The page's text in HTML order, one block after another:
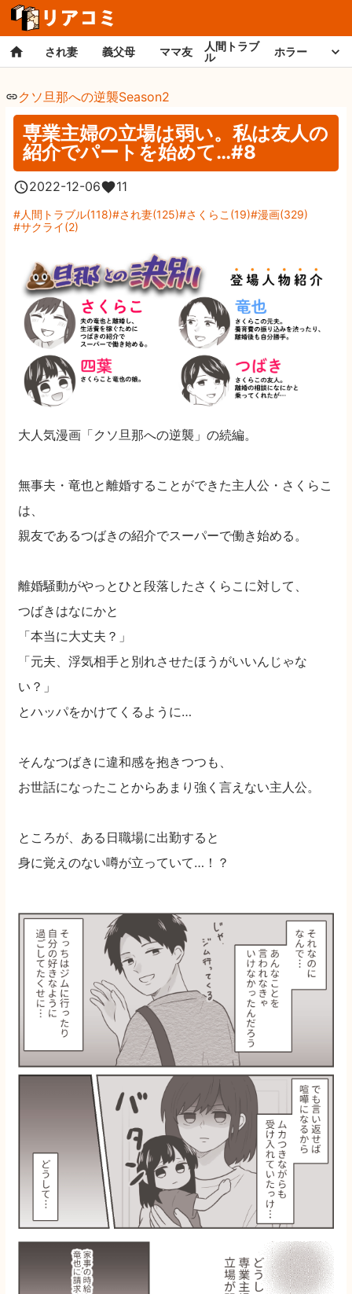
され妻 義父母 ママ友
人間トラブ
ル
ホラー
クソ旦那への逆襲Season2
専業主婦の立場は弱い。私は友人の
紹介でパートを始めて…#8
2022-12-06 11
人間トラブル(118) され妻(125) さくらこ (19) 漫画(329)
サクライ(2)
大人気漫画「クソ旦那への逆襲」の続編。
無事夫・竜也と離婚することができた主人公・さくらこ
は、
親友であるつばきの紹介でスーパーで働き始める。
離婚騒動がやっとひと段落したさくらこに対して、
つばきはなにかと
「本当に大丈夫？」
「元夫、浮気相手と別れさせたほうがいいんじゃな
い？」
とハッパをかけてくるように…
そんなつばきに違和感を抱きつつも、
お世話になったことからあまり強く言えない主人公。
ところが、ある日職場に出勤すると
身に覚えのない噂が立っていて…！？